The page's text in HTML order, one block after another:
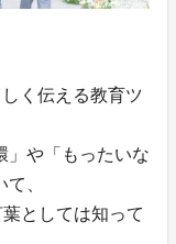
く伝える教育ツ
」や「もったいな
、
としては知って